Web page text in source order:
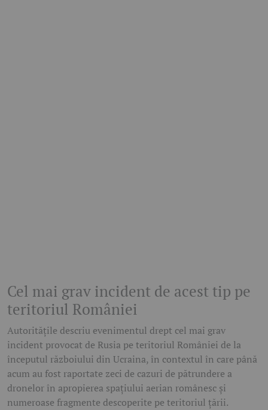
Cel mai grav incident de acest tip pe
teritoriul României
Autoritățile descriu evenimentul drept cel mai grav
incident provocat de Rusia pe teritoriul României de la
începutul războiului din Ucraina, în contextul în care până
acum au fost raportate zeci de cazuri de pătrundere a
dronelor în apropierea spațiului aerian românesc și
numeroase fragmente descoperite pe teritoriul țării.